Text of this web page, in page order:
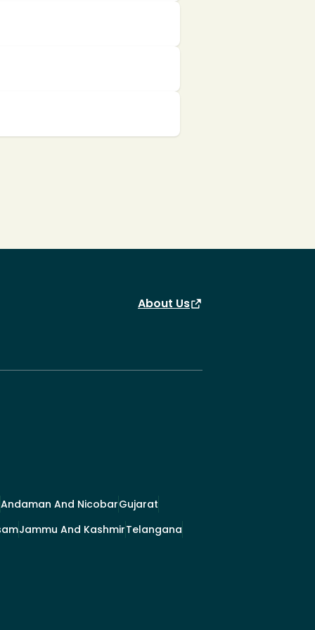
About Us
Andaman And NicobarGujarat
Jammu And KashmirTelangana